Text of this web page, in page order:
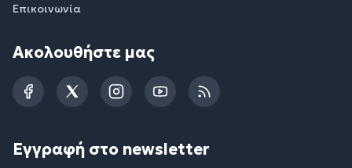
Επικοινωνία
Ακολουθήστε μας
FacebookTwitterInstagramYouTubeRSS
Εγγραφή στο newsletter